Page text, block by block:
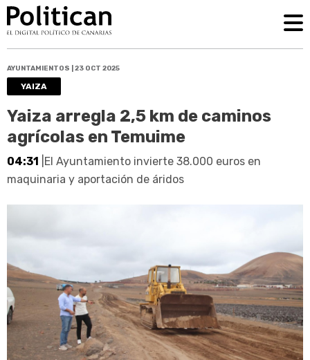
AYUNTAMIENTOS | 23 OCT 2025
YAIZA
Yaiza arregla 2,5 km de caminos
agrícolas en Temuime
04:31 |El Ayuntamiento invierte 38.000 euros en
maquinaria y aportación de áridos